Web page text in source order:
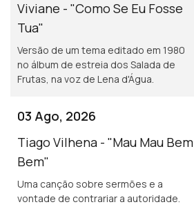
Viviane - "Como Se Eu Fosse
Tua"
Versão de um tema editado em 1980
no álbum de estreia dos Salada de
Frutas, na voz de Lena d'Água.
03 Ago, 2026
Tiago Vilhena - "Mau Mau Bem
Bem"
Uma canção sobre sermões e a
vontade de contrariar a autoridade.